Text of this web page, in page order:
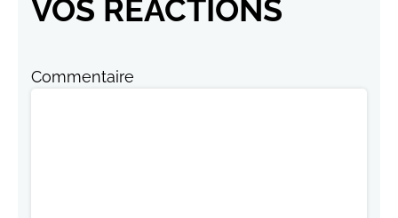
VOS RÉACTIONS
Commentaire